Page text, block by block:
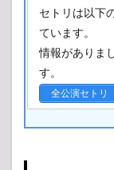
セトリは以下
ています。
情報がありま
す。
全公演セトリ